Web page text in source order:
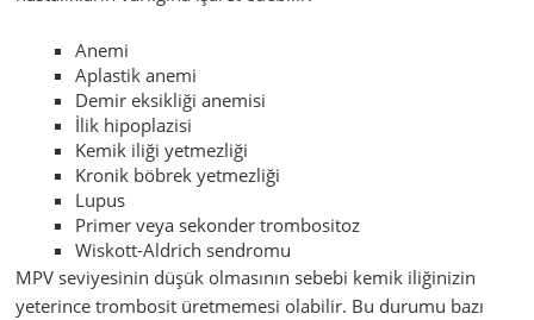
Anemi
Aplastik anemi
Demir eksikliği anemisi
İlik hipoplazisi
Kemik iliği yetmezliği
Kronik böbrek yetmezliği
Lupus
Primer veya sekonder trombositoz
Wiskott-Aldrich sendromu
MPV seviyesinin düşük olmasının sebebi kemik iliğinizin
yeterince trombosit üretmemesi olabilir. Bu durumu bazı